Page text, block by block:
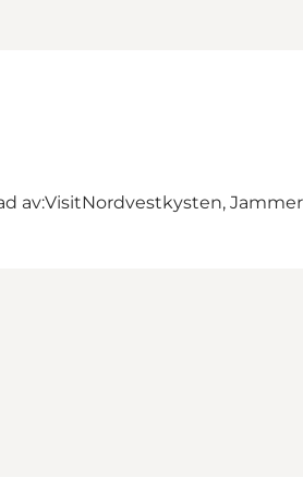
av:VisitNordvestkysten,